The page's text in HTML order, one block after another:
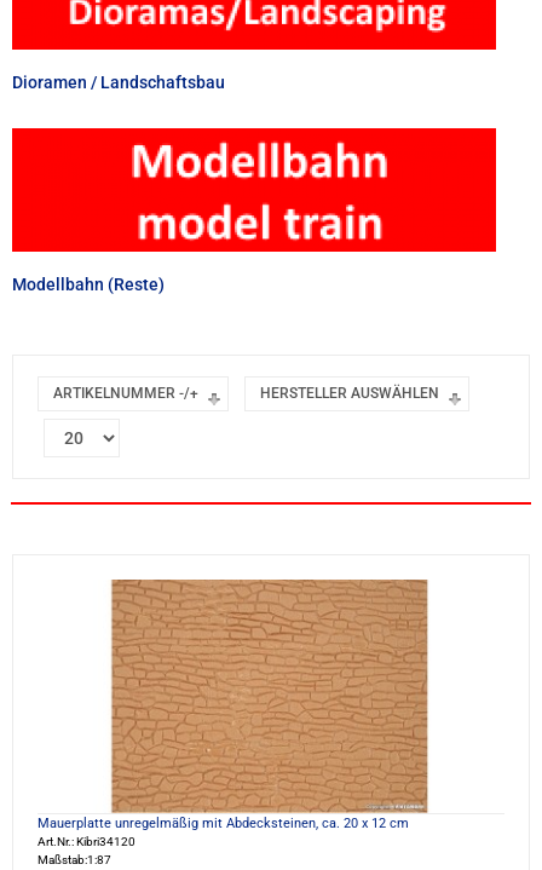
Dioramen / Landschaftsbau
Modellbahn (Reste)
ARTIKELNUMMER -/+ HERSTELLER AUSWÄHLEN
Mauerplatte unregelmäßig mit Abdecksteinen, ca. 20 x 12 cm
Art.Nr.: Kibri34120
Maßstab:1:87